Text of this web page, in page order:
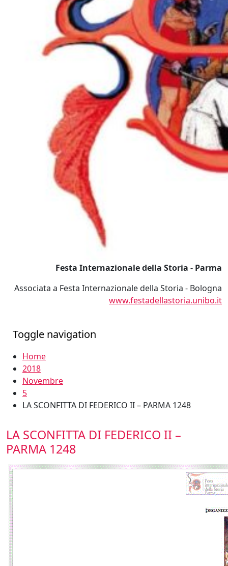
Festa Internazionale della Storia - Parma
Associata a Festa Internazionale della Storia - Bologna
www.festadellastoria.unibo.it
Toggle navigation
Home
2018
Novembre
5
LA SCONFITTA DI FEDERICO II – PARMA 1248
LA SCONFITTA DI FEDERICO II –
PARMA 1248